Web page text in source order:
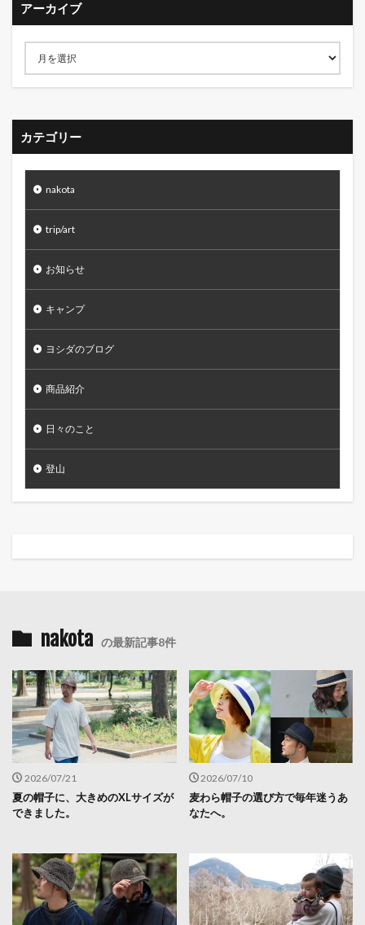
アーカイブ
カテゴリー
nakota
trip/art
お知らせ
キャンプ
ヨシダのブログ
商品紹介
日々のこと
登山
nakota の最新記事8件
2026/07/21
夏の帽子に、大きめのXLサイズが
できました。
2026/07/10
麦わら帽子の選び方で毎年迷うあ
なたへ。